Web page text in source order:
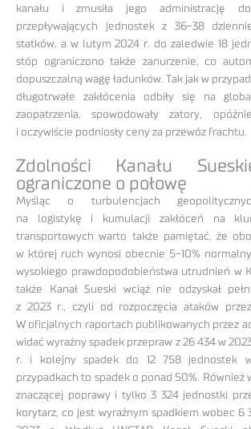
kanału i zmusiła jego administrację
przepływających jednostek z 36-38
statków, a w lutym 2024 r. do zaledwie 18
stóp ograniczono także zanurzenie, co
dopuszczalną wagę ładunków. Tak jak w
długotrwałe zakłócenia odbiły się na
zaopatrzenia, spowodowały zatory,
i oczywiście podniosły ceny za przewóz frachtu.
Zdolności Kanału
ograniczone o połowę
Myśląc o turbulencjach
na logistykę i kumulacji zakłóceń na
transportowych warto także pamiętać, że
w której ruch wynosi obecnie 5-10%
wysokiego prawdopodobieństwa utrudnień w
także Kanał Sueski wciąż nie odzyskał
z 2023 r., czyli od rozpoczęcia ataków
W oficjalnych raportach publikowanych przez
widać wyraźny spadek przepraw z 26 434 w
r. i kolejny spadek do 12 758 jednostek
przypadkach to spadek o ponad 50%. Również
znaczącej poprawy i tylko 3 324 jednostki
korytarz, co jest wyraźnym spadkiem wobec 6